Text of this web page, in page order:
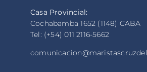
Casa Provincial:
Cochabamba 1652 (1148) CABA
Tel: (+54) 011 2116-5662